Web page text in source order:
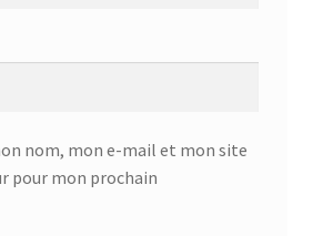
nom, mon e-mail et mon site
pour mon prochain